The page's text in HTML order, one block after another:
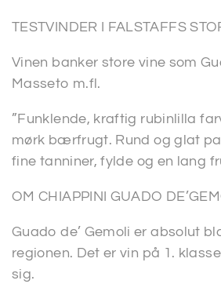
TESTVINDER I FALSTAFFS
Vinen banker store vine som
Masseto m.fl.
”Funklende, kraftig rubinlilla
mørk bærfrugt. Rund og glat
fine tanniner, fylde og en lang
OM CHIAPPINI GUADO
Guado de’ Gemoli er absolut
regionen. Det er vin på 1.
sig.